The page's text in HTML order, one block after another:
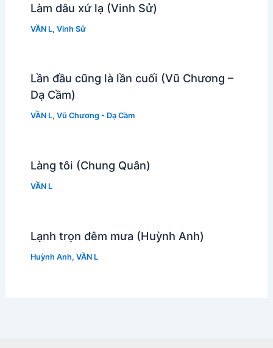
Làm dâu xứ lạ (Vinh Sử)
VẦN L, Vinh Sử
Lần đầu cũng là lần cuối (Vũ Chương –
Dạ Cầm)
VẦN L, Vũ Chương - Dạ Cầm
Làng tôi (Chung Quân)
VẦN L
Lạnh trọn đêm mưa (Huỳnh Anh)
Huỳnh Anh, VẦN L